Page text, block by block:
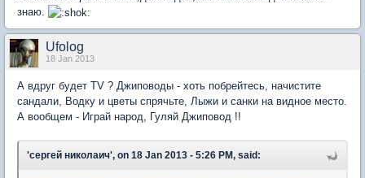
знаю.
Ufolog
18 Jan 2013
А вдруг будет TV ? Джиповоды - хоть побрейтесь, начистите
сандали, Водку и цветы спрячьте, Лыжи и санки на видное место.
А вообщем - Играй народ, Гуляй Джиповод !!
'сергей николаич', on 18 Jan 2013 - 5:26 PM, said: